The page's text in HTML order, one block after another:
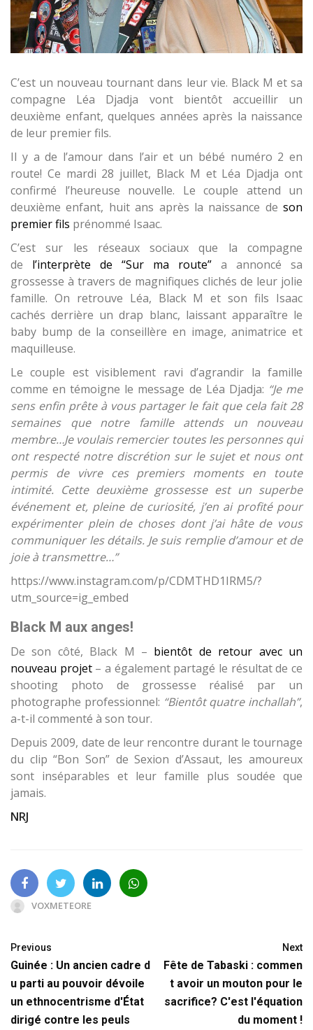
C’est un nouveau tournant dans leur vie. Black M et sa
compagne Léa Djadja vont bientôt accueillir un
deuxième enfant, quelques années après la naissance
de leur premier fils.
Il y a de l’amour dans l’air et un bébé numéro 2 en
route! Ce mardi 28 juillet, Black M et Léa Djadja ont
confirmé l’heureuse nouvelle. Le couple attend un
deuxième enfant, huit ans après la naissance de son
premier fils prénommé Isaac.
C’est sur les réseaux sociaux que la compagne
de l’interprète de “Sur ma route” a annoncé sa
grossesse à travers de magnifiques clichés de leur jolie
famille. On retrouve Léa, Black M et son fils Isaac
cachés derrière un drap blanc, laissant apparaître le
baby bump de la conseillère en image, animatrice et
maquilleuse.
Le couple est visiblement ravi d’agrandir la famille
comme en témoigne le message de Léa Djadja: “Je me
sens enfin prête à vous partager le fait que cela fait 28
semaines que notre famille attends un nouveau
membre…Je voulais remercier toutes les personnes qui
ont respecté notre discrétion sur le sujet et nous ont
permis de vivre ces premiers moments en toute
intimité. Cette deuxième grossesse est un superbe
événement et, pleine de curiosité, j’en ai profité pour
expérimenter plein de choses dont j’ai hâte de vous
communiquer les détails. Je suis remplie d’amour et de
joie à transmettre…”
https://www.instagram.com/p/CDMTHD1IRM5/?
utm_source=ig_embed
Black M aux anges!
De son côté, Black M – bientôt de retour avec un
nouveau projet– a également partagé le résultat de ce
shooting photo de grossesse réalisé par un
photographe professionnel: “Bientôt quatre inchallah”,
a-t-il commenté à son tour.
Depuis 2009, date de leur rencontre durant le tournage
du clip “Bon Son” de Sexion d’Assaut, les amoureux
sont inséparables et leur famille plus soudée que
jamais.
NRJ
VOXMETEORE
Previous
Guinée : Un ancien cadre d
u parti au pouvoir dévoile
un ethnocentrisme d'État
dirigé contre les peuls
Next
Fête de Tabaski : commen
t avoir un mouton pour le
sacrifice? C'est l'équation
du moment !